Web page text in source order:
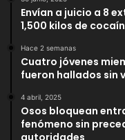
Envían a juicio a 8
1,500 kilos de
Hace 2 semanas
Cuatro jóvenes
fueron hallados sin
4 abril, 2025
Osos bloquean
fenómeno sin